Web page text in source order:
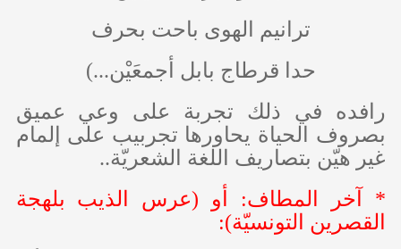
ترانيم الهوى باحت بحرف
حدا قرطاج بابل أجمعَيْن...)
رافده في ذلك تجربة على وعي عميق
بصروف الحياة يحاورها تجربيب على إلمام
غير هيّن بتصاريف اللغة الشعريّة..
* آخر المطاف: أو (عرس الذيب بلهجة
القصرين التونسيّة):